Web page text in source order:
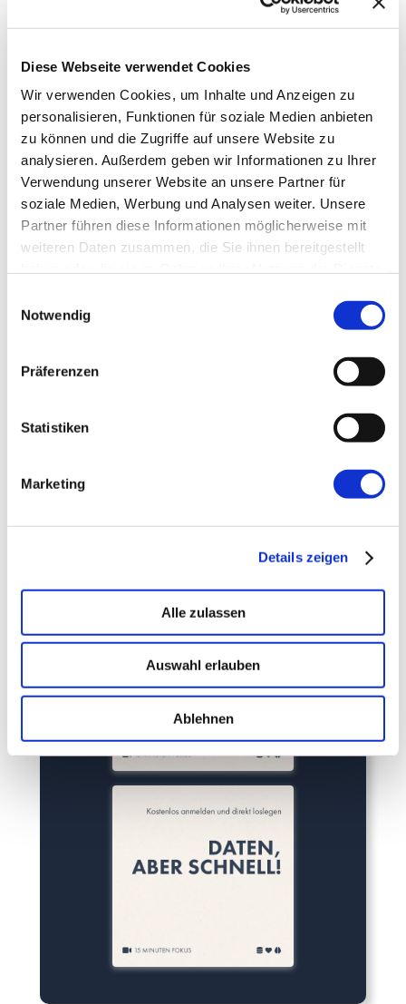
Diese Webseite verwendet Cookies
Wir verwenden Cookies, um Inhalte und Anzeigen zu
personalisieren, Funktionen für soziale Medien anbieten
zu können und die Zugriffe auf unsere Website zu
analysieren. Außerdem geben wir Informationen zu Ihrer
Verwendung unserer Website an unsere Partner für
soziale Medien, Werbung und Analysen weiter. Unsere
Partner führen diese Informationen möglicherweise mit
weiteren Daten zusammen, die Sie ihnen bereitgestellt
Notwendig
Präferenzen
Statistiken
Marketing
Details zeigen
Alle zulassen
Auswahl erlauben
Ablehnen
Zur Diskussion →
15 Minuten knallharter Fokus!
In je 15 Minuten alles, was Du wissen
musst!
Im KI-Umfeld muss es schnell gehen. Deswegen
bieten wir euch auch einen schnellen Einstieg in
Fokus, immer mit wertvollen Einblicken und
Einfach kostenlos anmelden und sofort loslegen.